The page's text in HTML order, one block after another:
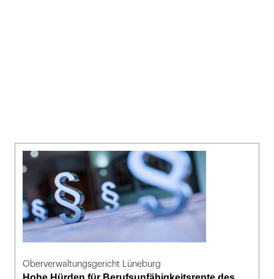
Oberverwaltungsgericht Lüneburg